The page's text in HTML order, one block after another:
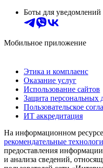
Боты для уведомлений
Мобильное приложение
Этика и комплаенс
Оказание услуг
Использование сайтов
Защита персональных
Пользовательское
ИТ аккредитация
На информационном
рекомендательные
предоставления
и анализа сведений,